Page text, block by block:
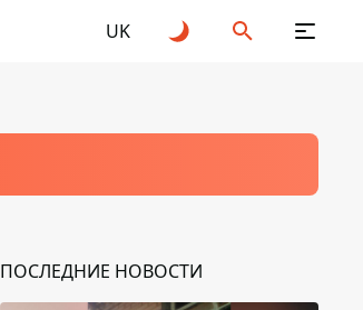
UK
ПОСЛЕДНИЕ НОВОСТИ